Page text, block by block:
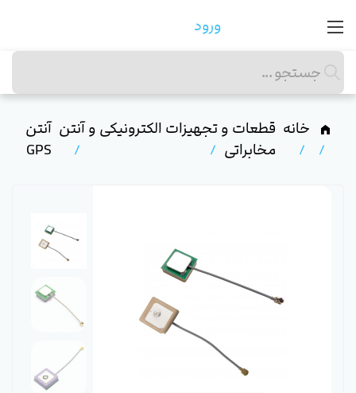
ورود
خانه قطعات و تجهیزات الکترونیکی و
مخابراتی
آنتن آنتن
GPS